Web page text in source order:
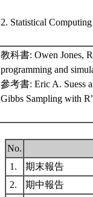
2. Statistical
教科書: Owen Jones,
programming and
參考書: Eric A. Suess
Gibbs Sampling with
No.
1.
期末報告
2.
期中報告